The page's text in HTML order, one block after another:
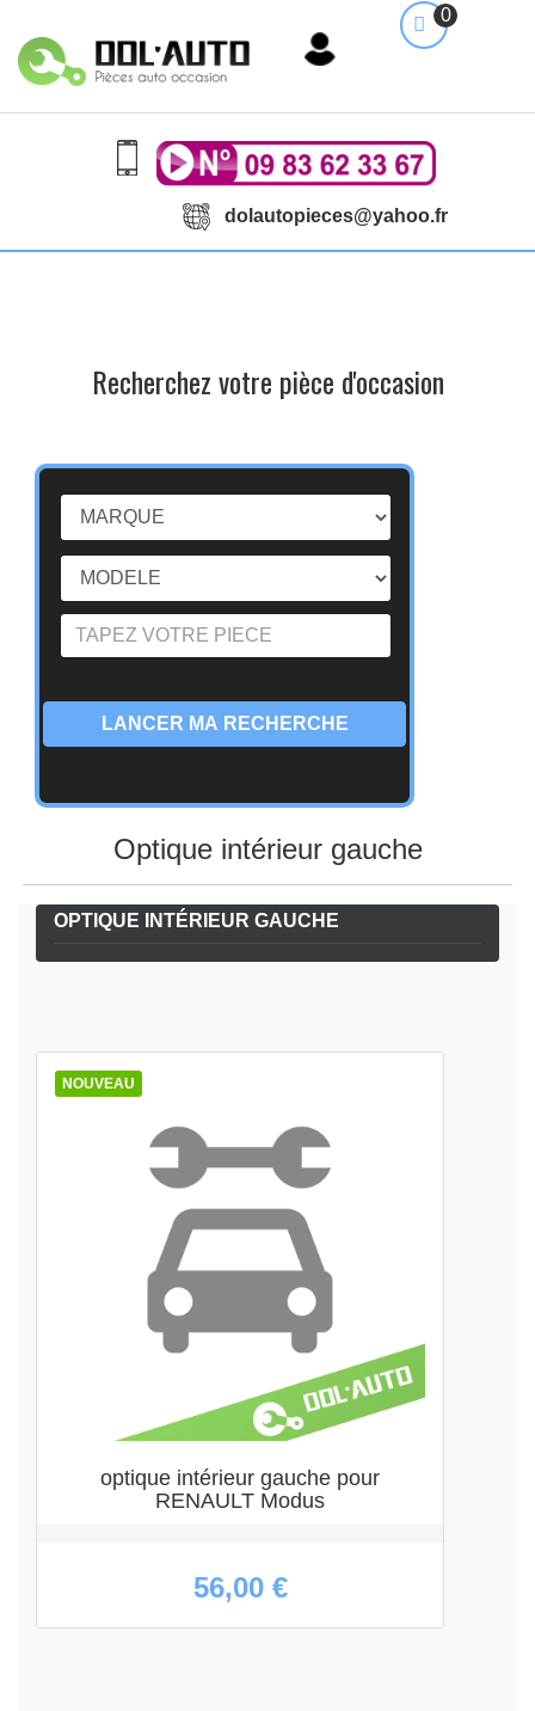
dolautopieces@yahoo.fr
0
Recherchez votre pièce d'occasion
LANCER MA RECHERCHE
Optique intérieur gauche
OPTIQUE INTÉRIEUR GAUCHE
NOUVEAU
APERÇU RAPIDE
optique intérieur gauche pour
RENAULT Modus
56,00 €